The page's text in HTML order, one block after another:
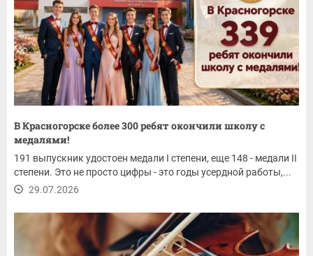
В Красногорске более 300 ребят окончили школу с
медалями!
191 выпускник удостоен медали I степени, еще 148 - медали II
степени. Это не просто цифры - это годы усердной работы,...
29.07.2026